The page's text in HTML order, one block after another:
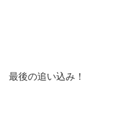
最後の追い込み！